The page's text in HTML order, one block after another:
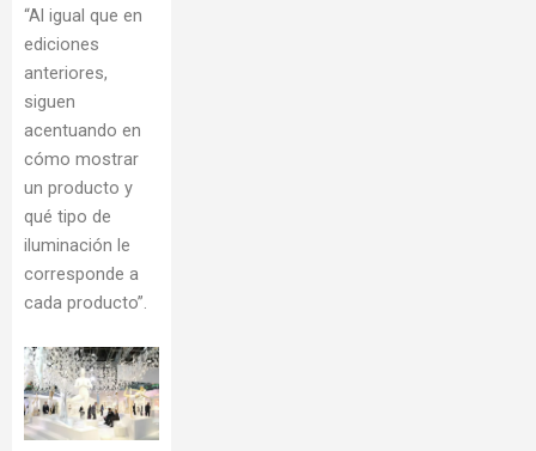
“Al igual que en
ediciones
anteriores,
siguen
acentuando en
cómo mostrar
un producto y
qué tipo de
iluminación le
corresponde a
cada producto”.